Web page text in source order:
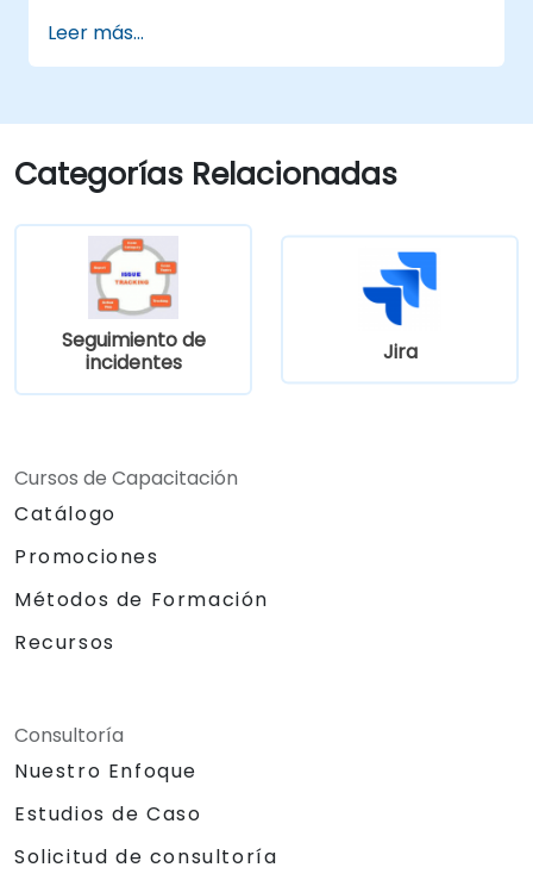
Leer más...
Categorías Relacionadas
Seguimiento de
incidentes
Jira
Cursos de Capacitación
Catálogo
Promociones
Métodos de Formación
Recursos
Consultoría
Nuestro Enfoque
Estudios de Caso
Solicitud de consultoría